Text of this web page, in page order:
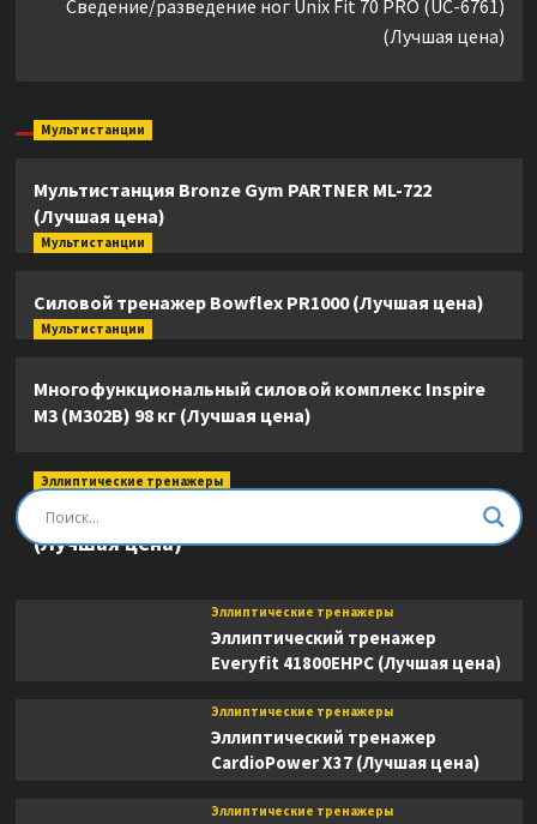
Сведение/разведение ног Unix Fit 70 PRO (UC-6761)
(Лучшая цена)
Мультистанции
Мультистанция Bronze Gym PARTNER ML-722
(Лучшая цена)
Мультистанции
Силовой тренажер Bowflex PR1000 (Лучшая цена)
Мультистанции
Многофункциональный силовой комплекс Inspire
M3 (M302B) 98 кг (Лучшая цена)
Эллиптические тренажеры
Эллиптический тренажер DFC E8745T
(Лучшая цена)
Эллиптические тренажеры
Эллиптический тренажер
Everyfit 41800EHPC (Лучшая цена)
Эллиптические тренажеры
Эллиптический тренажер
CardioPower X37 (Лучшая цена)
Эллиптические тренажеры